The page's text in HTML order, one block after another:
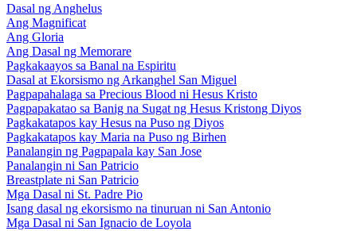
Dasal ng Anghelus
Ang Magnificat
Ang Gloria
Ang Dasal ng Memorare
Pagkakaayos sa Banal na Espiritu
Dasal at Ekorsismo ng Arkanghel San Miguel
Pagpapahalaga sa Precious Blood ni Hesus Kristo
Pagpapakatao sa Banig na Sugat ng Hesus Kristong Diyos
Pagkakatapos kay Hesus na Puso ng Diyos
Pagkakatapos kay Maria na Puso ng Birhen
Panalangin ng Pagpapala kay San Jose
Panalangin ni San Patricio
Breastplate ni San Patricio
Mga Dasal ni St. Padre Pio
Isang dasal ng ekorsismo na tinuruan ni San Antonio
Mga Dasal ni San Ignacio de Loyola